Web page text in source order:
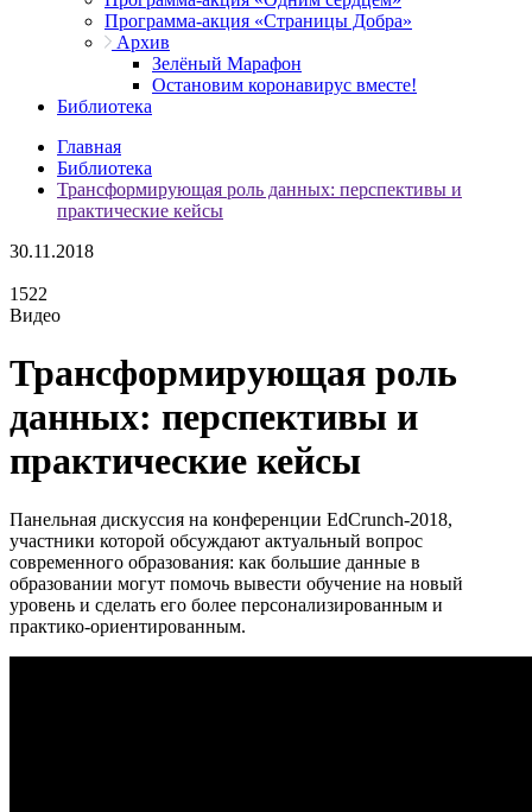
Программа-акция «Страницы Добра»
Архив
Зелёный Марафон
Остановим коронавирус вместе!
Библиотека
Главная
Библиотека
Трансформирующая роль данных: перспективы и
практические кейсы
30.11.2018
1522
Видео
Трансформирующая роль
данных: перспективы и
практические кейсы
Панельная дискуссия на конференции EdCrunch-2018,
участники которой обсуждают актуальный вопрос
современного образования: как большие данные в
образовании могут помочь вывести обучение на новый
уровень и сделать его более персонализированным и
практико-ориентированным.